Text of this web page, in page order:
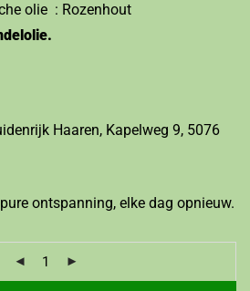
olie : Rozenhout
Haaren, Kapelweg 9, 5076
ontspanning, elke dag opnieuw.